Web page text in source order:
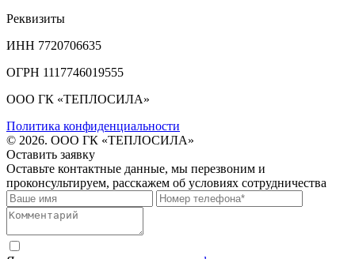
Реквизиты
ИНН 7720706635
ОГРН 1117746019555
ООО ГК «ТЕПЛОСИЛА»
Политика конфиденциальности
© 2026. ООО ГК «ТЕПЛОСИЛА»
Оставить заявку
Оставьте контактные данные, мы перезвоним и
проконсультируем, расскажем об условиях сотрудничества